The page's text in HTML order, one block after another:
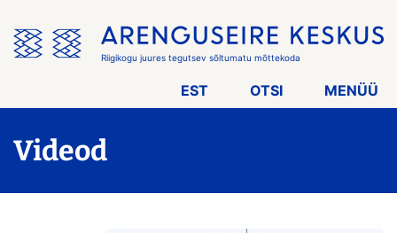
menüü
vahele
Riigikogu juures tegutsev sõltumatu mõttekoda
EST OTSI MENÜÜ
Videod